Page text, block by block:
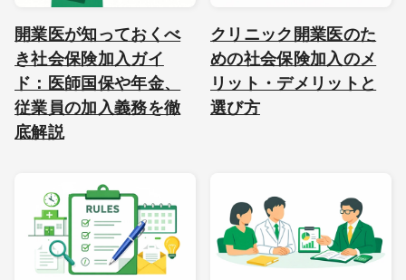
開業医が知っておくべ
き社会保険加入ガイ
ド：医師国保や年金、
従業員の加入義務を徹
底解説
クリニック開業医のた
めの社会保険加入のメ
リット・デメリットと
選び方